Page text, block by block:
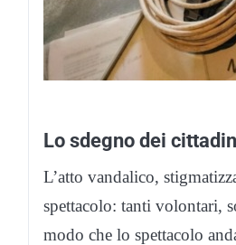
Lo sdegno dei
L’atto vandalico,
spettacolo: tanti volontari,
modo che lo spettacolo